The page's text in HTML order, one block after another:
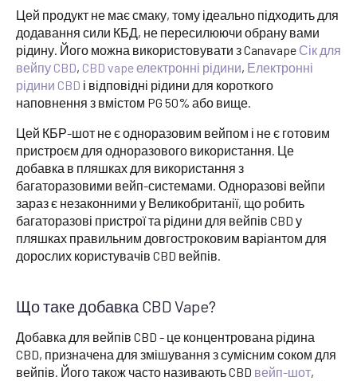
Цей продукт не має смаку, тому ідеально підходить для
додавання сили КБД, не пересилюючи обрану вами
рідину. Його можна використовувати з Canavape Сік для
вейпу CBD, CBD vape електронні рідини, Електронні
рідини CBD і відповідні рідини для короткого
наповнення з вмістом PG 50% або вище.
Цей КБР-шот не є одноразовим вейпом і не є готовим
пристроєм для одноразового використання. Це
добавка в пляшках для використання з
багаторазовими вейп-системами. Одноразові вейпи
зараз є незаконними у Великобританії, що робить
багаторазові пристрої та рідини для вейпів CBD у
пляшках правильним довгостроковим варіантом для
дорослих користувачів CBD вейпів.
Що таке добавка CBD Vape?
Добавка для вейпів CBD - це концентрована рідина
CBD, призначена для змішування з сумісним соком для
вейпів. Його також часто називають CBD вейп-шот,